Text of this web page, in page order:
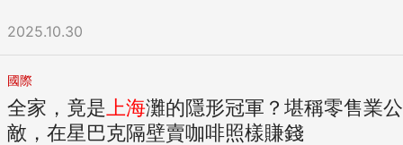
2025.10.30
國際
全家，竟是 上海灘的隱形冠軍？堪稱零售業公
敵，在星巴克隔壁賣咖啡照樣賺錢